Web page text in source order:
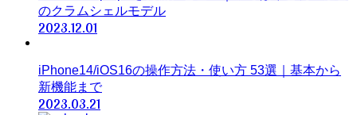
のクラムシェルモデル
2023.12.01
iPhone14/iOS16の操作方法・使い方 53選｜基本から
新機能まで
2023.03.21